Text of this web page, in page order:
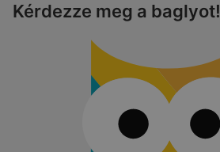
Kérdezze meg a baglyot!